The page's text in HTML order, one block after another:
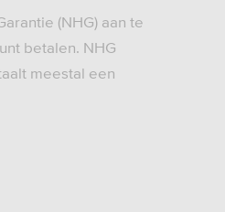
(NHG) aan te
betalen. NHG
meestal een